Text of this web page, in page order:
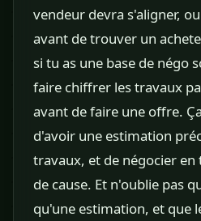
vendeur devra s'aligner,
avant de trouver un
si tu as une base de négo
faire chiffrer les travaux
avant de faire une offre.
d'avoir une estimation
travaux, et de négocier en
de cause. Et n'oublie pas
qu'une estimation, et que